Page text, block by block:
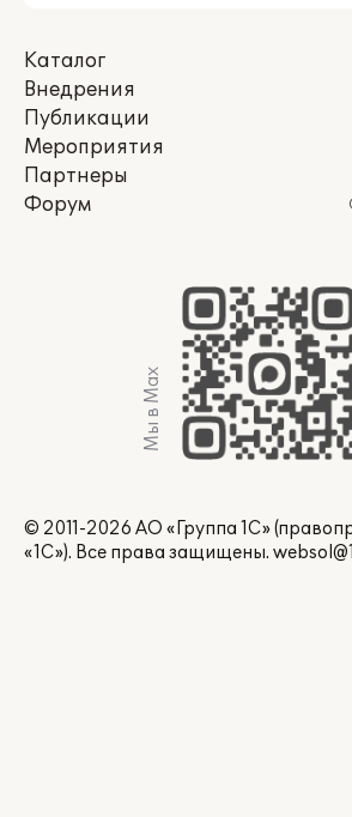
Каталог
Внедрения
Публикации
Мероприятия
Партнеры
Форум
Мы в Max
© 2011-2026 АО «Группа 1С»
«1С»). Все права защищены.